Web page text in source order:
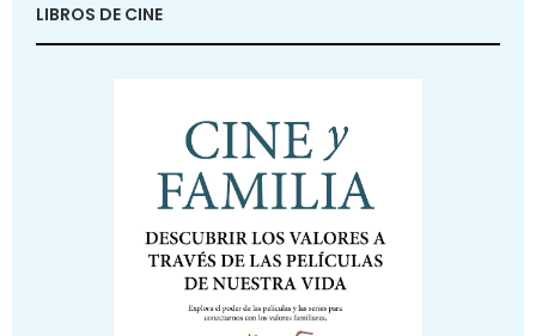
LIBROS DE CINE